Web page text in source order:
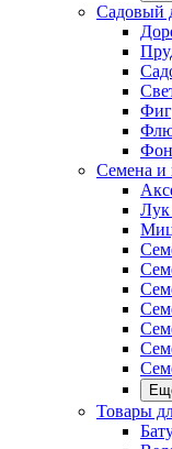
Садовый
Семена и
Лук
Товары